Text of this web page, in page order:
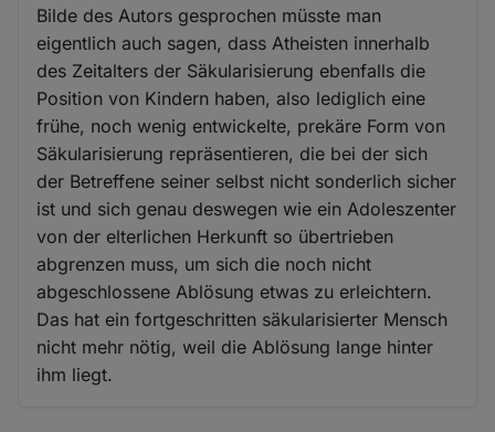
Bilde des Autors gesprochen müsste man
eigentlich auch sagen, dass Atheisten innerhalb
des Zeitalters der Säkularisierung ebenfalls die
Position von Kindern haben, also lediglich eine
frühe, noch wenig entwickelte, prekäre Form von
Säkularisierung repräsentieren, die bei der sich
der Betreffene seiner selbst nicht sonderlich sicher
ist und sich genau deswegen wie ein Adoleszenter
von der elterlichen Herkunft so übertrieben
abgrenzen muss, um sich die noch nicht
abgeschlossene Ablösung etwas zu erleichtern.
Das hat ein fortgeschritten säkularisierter Mensch
nicht mehr nötig, weil die Ablösung lange hinter
ihm liegt.